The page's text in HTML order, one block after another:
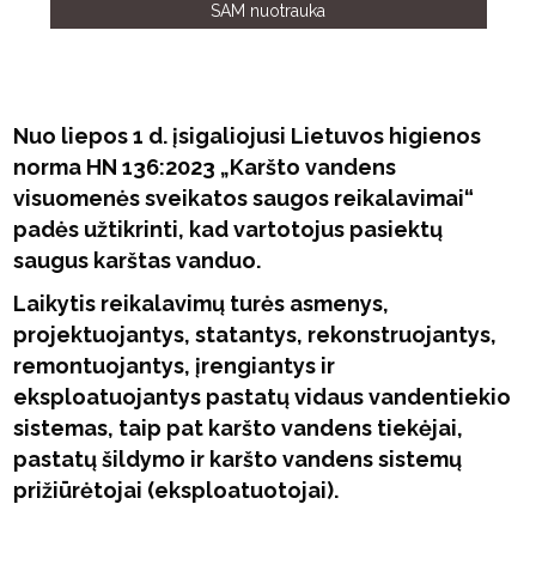
SAM nuotrauka
Nuo liepos 1 d. įsigaliojusi Lietuvos higienos
norma HN 136:2023 „Karšto vandens
visuomenės sveikatos saugos reikalavimai“
padės užtikrinti, kad vartotojus pasiektų
saugus karštas vanduo.
Laikytis reikalavimų turės asmenys,
projektuojantys, statantys, rekonstruojantys,
remontuojantys, įrengiantys ir
eksploatuojantys pastatų vidaus vandentiekio
sistemas, taip pat karšto vandens tiekėjai,
pastatų šildymo ir karšto vandens sistemų
prižiūrėtojai (eksploatuotojai).